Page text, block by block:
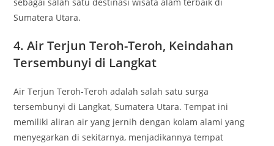
Sumatera Utara.
4. Air Terjun Teroh-Teroh, Keindahan
Tersembunyi di Langkat
Air Terjun Teroh-Teroh adalah salah satu surga
tersembunyi di Langkat, Sumatera Utara. Tempat ini
memiliki aliran air yang jernih dengan kolam alami yang
menyegarkan di sekitarnya, menjadikannya tempat